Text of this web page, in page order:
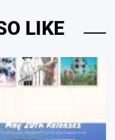
LIKE